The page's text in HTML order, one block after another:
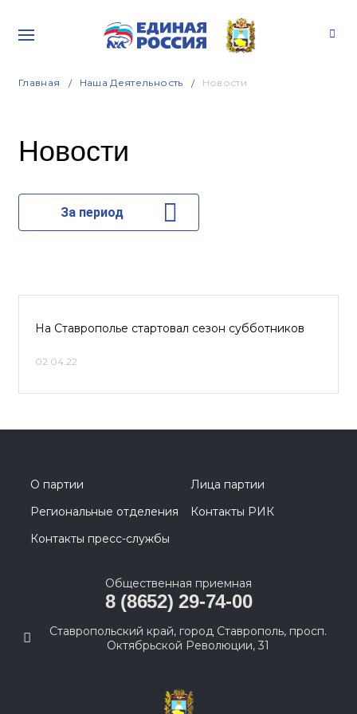
Главная Наша Деятельность Новости
Новости
За период
На Ставрополье стартовал сезон субботников
02.04.22
О партии
Лица партии
Региональные отделения
Контакты РИК
Контакты пресс-службы
Общественная приемная
8 (8652) 29-74-00
Ставропольский край, город Ставрополь, просп.
Октябрьской Революции, 31